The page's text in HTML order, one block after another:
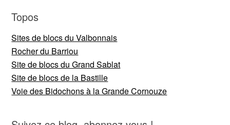
Topos
Sites de blocs du Valbonnais
Rocher du Barriou
Site de blocs du Grand Sablat
Site de blocs de la Bastille
Voie des Bidochons à la Grande Cornouze